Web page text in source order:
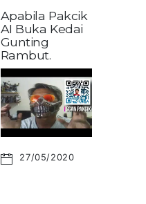
Apabila Pakcik
AI Buka Kedai
Gunting
Rambut.
27/05/2020